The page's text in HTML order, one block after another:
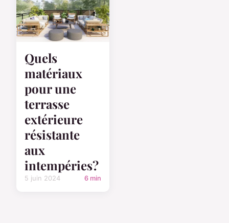
Quels
matériaux
pour une
terrasse
extérieure
résistante
aux
intempéries?
5 juin 2024 6 min